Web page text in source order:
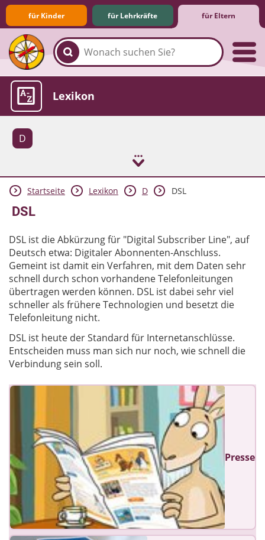
für Kinder für Lehrkräfte für Eltern
Familie & Medien
Spieletipps & Lernsoftware
Die Jüngsten im Netz
Lexikon
D
Aktuelles
Startseite Lexikon D DSL
DSL
DSL ist die Abkürzung für "Digital Subscriber Line", auf
Deutsch etwa: Digitaler Abonnenten-Anschluss.
Gemeint ist damit ein Verfahren, mit dem Daten sehr
schnell durch schon vorhandene Telefonleitungen
übertragen werden können. DSL ist dabei sehr viel
schneller als frühere Technologien und besetzt die
Telefonleitung nicht.
DSL ist heute der Standard für Internetanschlüsse.
Entscheiden muss man sich nur noch, wie schnell die
Verbindung sein soll.
Presse